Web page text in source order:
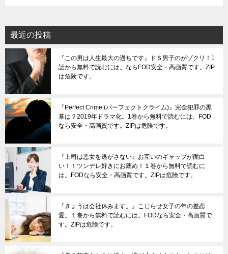
最近の投稿
『この男は人生最大の過ちです』ドＳ男子のがゾクリ！1
話から無料で読むには。ならFOD安全・高画質です。ZIP
は危険です。
『Perfect Crime (パーフェクトクライム)』完全犯罪の黒
幕は？2019年ドラマ化。1巻から無料で読むには。FOD
なら安全・高画質です。ZIPは危険です。
『上司は悪女を逃がさない』お互いのギャップが面白
い！！ツンデレ好きにお薦め！１巻から無料で読むに
は。FODなら安全・高画質です。ZIPは危険です。
『きょうは会社休みます。』こじらせ女子の年の差恋
愛。１巻から無料で読むには。FODなら安全・高画質で
す。ZIPは危険です。